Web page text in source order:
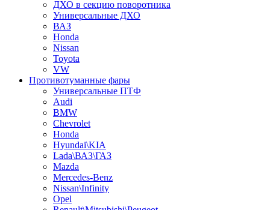
ДХО в секцию поворотника
Универсальные ДХО
ВАЗ
Honda
Nissan
Toyota
VW
Противотуманные фары
Универсальные ПТФ
Audi
BMW
Chevrolet
Honda
Hyundai\KIA
Lada\ВАЗ\ГАЗ
Mazda
Mercedes-Benz
Nissan\Infinity
Opel